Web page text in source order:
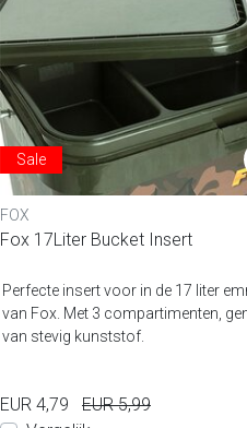
Sale
FOX
Fox 17Liter Bucket Insert
Perfecte insert voor in de 17 liter
van Fox. Met 3 compartimenten,
van stevig kunststof.
EUR 4,79
EUR 5,99